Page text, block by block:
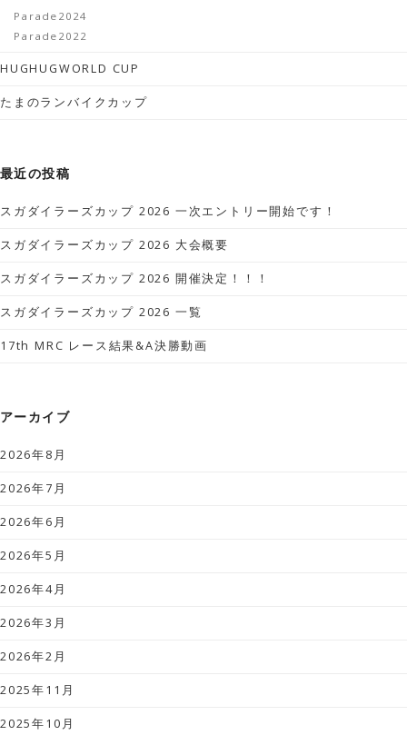
Parade2024
Parade2022
HUGHUGWORLD CUP
たまのランバイクカップ
最近の投稿
スガダイラーズカップ 2026 一次エントリー開始です！
スガダイラーズカップ 2026 大会概要
スガダイラーズカップ 2026 開催決定！！！
スガダイラーズカップ 2026 一覧
17th MRC レース結果&A決勝動画
アーカイブ
2026年8月
2026年7月
2026年6月
2026年5月
2026年4月
2026年3月
2026年2月
2025年11月
2025年10月